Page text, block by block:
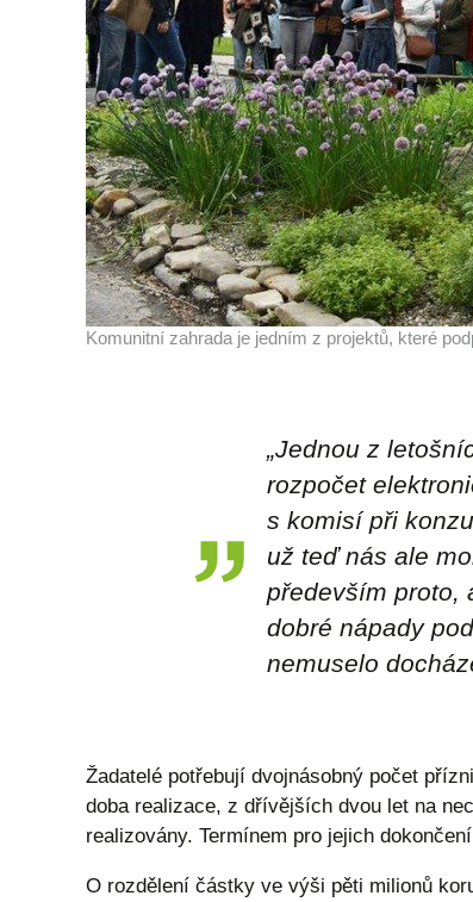
Komunitní zahrada je jedním z projektů, které
„Jednou z
rozpočet
s komisí při
už teď nás ale
především proto,
dobré nápady
nemuselo
Žadatelé potřebují dvojnásobný počet
doba realizace, z dřívějších dvou let na
realizovány. Termínem pro jejich
O rozdělení částky ve výši pěti milionů